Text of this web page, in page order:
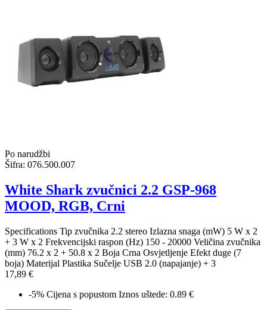
Po narudžbi
Šifra: 076.500.007
White Shark zvučnici 2.2 GSP-968
MOOD, RGB, Crni
Specifications Tip zvučnika 2.2 stereo Izlazna snaga (mW) 5 W x 2
+ 3 W x 2 Frekvencijski raspon (Hz) 150 - 20000 Veličina zvučnika
(mm) 76.2 x 2 + 50.8 x 2 Boja Crna Osvjetljenje Efekt duge (7
boja) Materijal Plastika Sučelje USB 2.0 (napajanje) + 3
17,89 €
-5% Cijena s popustom Iznos uštede: 0.89 €